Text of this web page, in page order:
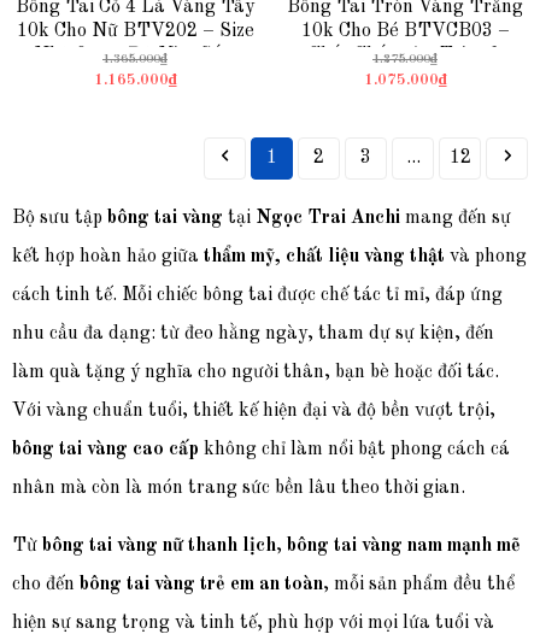
Bông Tai Cỏ 4 Lá Vàng Tây
10k Cho Nữ BTV202 – Size
Nhỏ 6mm, Đủ Màu Sắc,
Chốt Vặn Bền
1.365.000₫
1.165.000₫
Bông Tai Tròn Vàng Trắng
10k Cho Bé BTVCB03 –
Chắc Chắn, An Toàn &
Thoải Mái Khi Đeo
1.275.000₫
1.075.000₫
1 2 3 ... 12
Bộ sưu tập bông tai vàng tại Ngọc Trai Anchi mang đến sự
kết hợp hoàn hảo giữa thẩm mỹ, chất liệu vàng thật và phong
cách tinh tế. Mỗi chiếc bông tai được chế tác tỉ mỉ, đáp ứng
nhu cầu đa dạng: từ đeo hằng ngày, tham dự sự kiện, đến
làm quà tặng ý nghĩa cho người thân, bạn bè hoặc đối tác.
Với vàng chuẩn tuổi, thiết kế hiện đại và độ bền vượt trội,
bông tai vàng cao cấp không chỉ làm nổi bật phong cách cá
nhân mà còn là món trang sức bền lâu theo thời gian.
Từ bông tai vàng nữ thanh lịch, bông tai vàng nam mạnh mẽ
cho đến bông tai vàng trẻ em an toàn, mỗi sản phẩm đều thể
hiện sự sang trọng và tinh tế, phù hợp với mọi lứa tuổi và